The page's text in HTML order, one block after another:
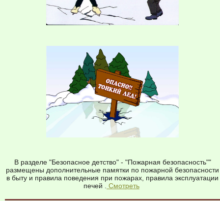
В разделе "Безопасное детство" - "Пожарная безопасность""
размещены дополнительные памятки по пожарной безопасности
в быту и правила поведения при пожарах, правила эксплуатации
печей .
Смотреть